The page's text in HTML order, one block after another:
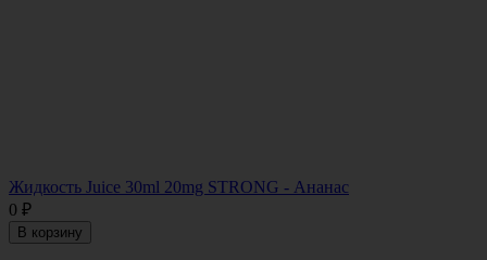
Жидкость Juice 30ml 20mg STRONG - Ананас
0 ₽
В корзину